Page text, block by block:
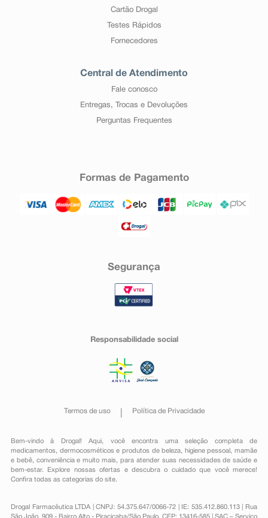
Cartão Drogal
Testes Rápidos
Fornecedores
Central de Atendimento
Fale conosco
Entregas, Trocas e Devoluções
Perguntas Frequentes
Formas de Pagamento
Segurança
Responsabilidade social
Termos de uso Política de Privacidade
Bem-vindo à Drogal! Aqui, você encontra uma seleção completa de
medicamentos , dermocosméticos e produtos de beleza, higiene pessoal ,mamãe
e bebê, conveniênciae muito mais, para atender suas necessidades de saúde e
bem-estar. Explore nossas ofertas e descubra o cuidado que você merece!
Confira todas as categorias do site.
Drogal Farmacêutica LTDA | CNPJ: 54.375.647/0066-72 | IE: 535.412.860.113 | Rua
São João, 909 - Bairro Alto - Piracicaba/São Paulo, CEP: 13416-585 | SAC – Serviço